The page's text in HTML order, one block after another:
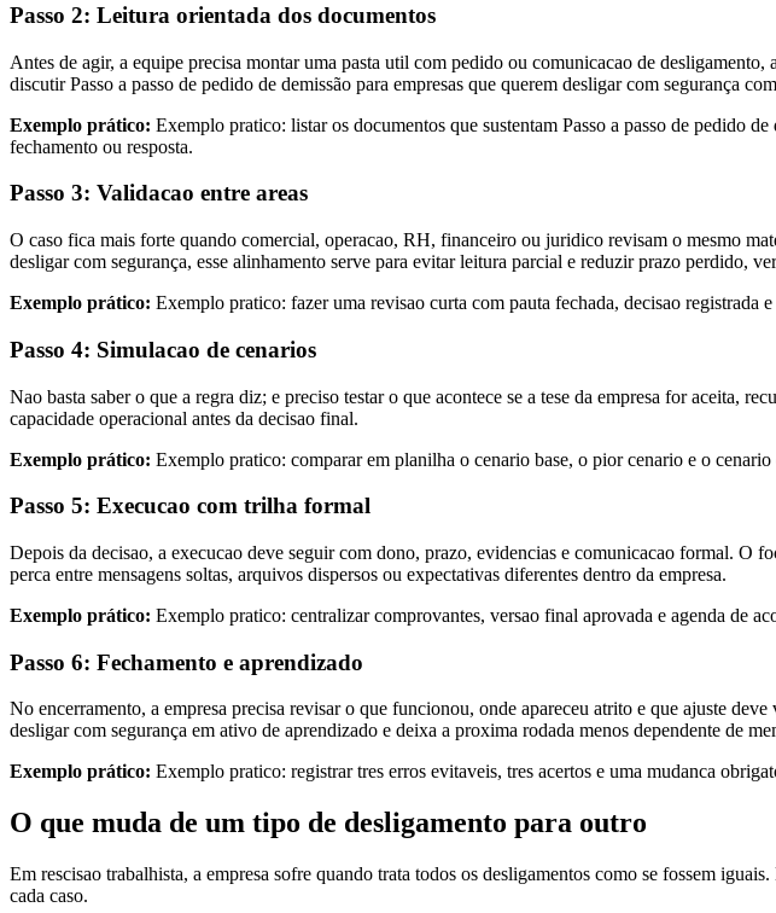
Passo 2: Leitura orientada dos documentos
Antes de agir, a equipe precisa montar uma pasta util com pedido ou comunicacao de
discutir Passo a passo de pedido de demissão para empresas que querem desligar com segurança
Exemplo prático: Exemplo pratico: listar os documentos que sustentam Passo a passo de pedido
fechamento ou resposta.
Passo 3: Validacao entre areas
O caso fica mais forte quando comercial, operacao, RH, financeiro ou juridico revisam o mesmo
desligar com segurança, esse alinhamento serve para evitar leitura parcial e reduzir prazo perdido,
Exemplo prático: Exemplo pratico: fazer uma revisao curta com pauta fechada, decisao registrada
Passo 4: Simulacao de cenarios
Nao basta saber o que a regra diz; e preciso testar o que acontece se a tese da empresa for aceita,
capacidade operacional antes da decisao final.
Exemplo prático: Exemplo pratico: comparar em planilha o cenario base, o pior cenario e o
Passo 5: Execucao com trilha formal
Depois da decisao, a execucao deve seguir com dono, prazo, evidencias e comunicacao formal. O
perca entre mensagens soltas, arquivos dispersos ou expectativas diferentes dentro da empresa.
Exemplo prático: Exemplo pratico: centralizar comprovantes, versao final aprovada e agenda de
Passo 6: Fechamento e aprendizado
No encerramento, a empresa precisa revisar o que funcionou, onde apareceu atrito e que ajuste
desligar com segurança em ativo de aprendizado e deixa a proxima rodada menos dependente de
Exemplo prático: Exemplo pratico: registrar tres erros evitaveis, tres acertos e uma mudanca
O que muda de um tipo de desligamento para outro
Em rescisao trabalhista, a empresa sofre quando trata todos os desligamentos como se fossem
cada caso.